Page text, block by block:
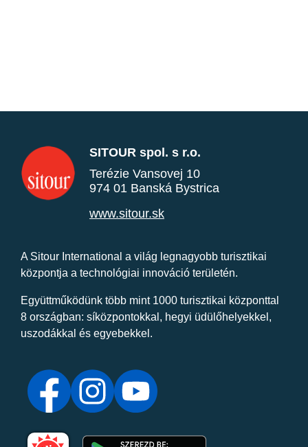
SITOUR spol. s r.o.
Terézie Vansovej 10
974 01 Banská Bystrica
www.sitour.sk
A Sitour International a világ legnagyobb turisztikai
központja a technológiai innováció területén.
Együttműködünk több mint 1000 turisztikai központtal
8 országban: síközpontokkal, hegyi üdülőhelyekkel,
uszodákkal és egyebekkel.